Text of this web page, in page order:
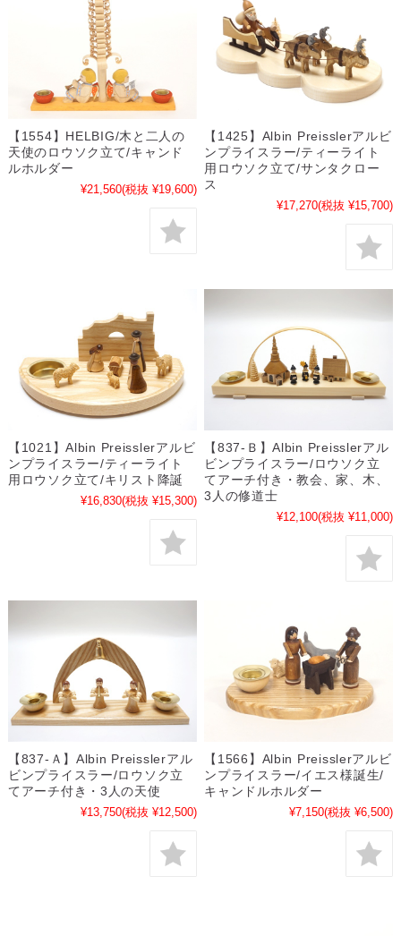
【1554】HELBIG/木と二人の
天使のロウソク立て/キャンド
ルホルダー
¥21,560(税抜 ¥19,600)
【1425】Albin Preisslerアルビ
ンプライスラー/ティーライト
用ロウソク立て/サンタクロー
ス
¥17,270(税抜 ¥15,700)
【1021】Albin Preisslerアルビ
ンプライスラー/ティーライト
用ロウソク立て/キリスト降誕
¥16,830(税抜 ¥15,300)
【837-Ｂ】Albin Preisslerアル
ビンプライスラー/ロウソク立
てアーチ付き・教会、家、木、
3人の修道士
¥12,100(税抜 ¥11,000)
【837-Ａ】Albin Preisslerアル
ビンプライスラー/ロウソク立
てアーチ付き・3人の天使
¥13,750(税抜 ¥12,500)
【1566】Albin Preisslerアルビ
ンプライスラー/イエス様誕生/
キャンドルホルダー
¥7,150(税抜 ¥6,500)